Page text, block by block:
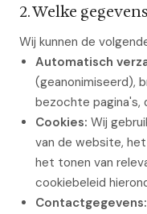
2. Welke
Wij kunnen de
Automatisch
(geanonimiseerd),
bezochte pagina's,
Cookies: Wij
van de website,
het tonen van
cookiebeleid
Contactgegevens: